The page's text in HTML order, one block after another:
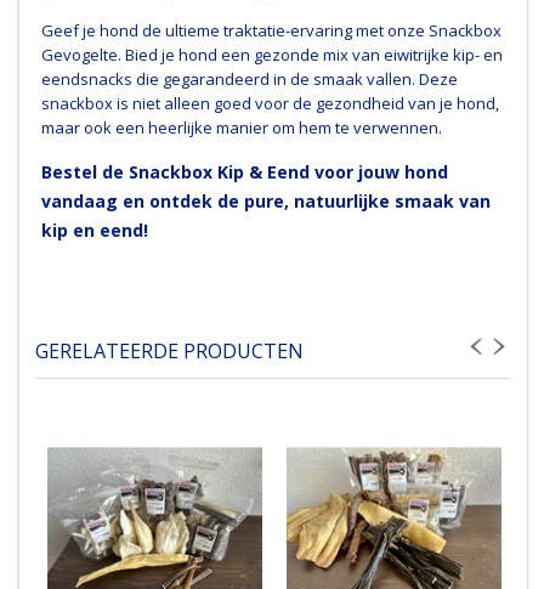
Geef je hond de ultieme traktatie-ervaring met onze Snackbox
Gevogelte. Bied je hond een gezonde mix van eiwitrijke kip- en
eendsnacks die gegarandeerd in de smaak vallen. Deze
snackbox is niet alleen goed voor de gezondheid van je hond,
maar ook een heerlijke manier om hem te verwennen.
Bestel de Snackbox Kip & Eend voor jouw hond
vandaag en ontdek de pure, natuurlijke smaak van
kip en eend!
GERELATEERDE PRODUCTEN